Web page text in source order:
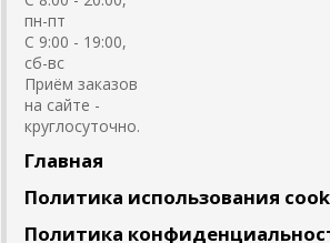
пн-пт
С 9:00 - 19:00,
сб-вс
Приём заказов
на сайте -
круглосуточно.
Главная
Политика использования
Политика